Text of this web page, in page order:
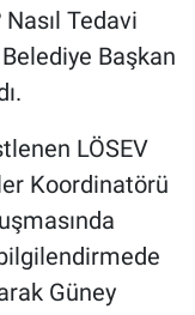
Tedavi
Başkan
LÖSEV
Koordinatörü
Güney